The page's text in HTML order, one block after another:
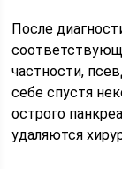
После
частности,
себе спустя
острого
удаляются